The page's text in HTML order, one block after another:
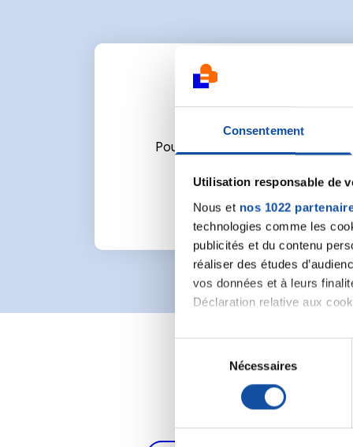
Consentement
Utilisation responsable de
Nous et nos 1022
technologies comme les
publicités et du contenu
réaliser des études
vos données et à leurs
Déclaration relative aux
Si vous le permettez, nous
Collecter des
digitales).
Pour en savoir plus sur le
. Vous pouvez
t
Nécessaires
Pour écrire un commentaire ou